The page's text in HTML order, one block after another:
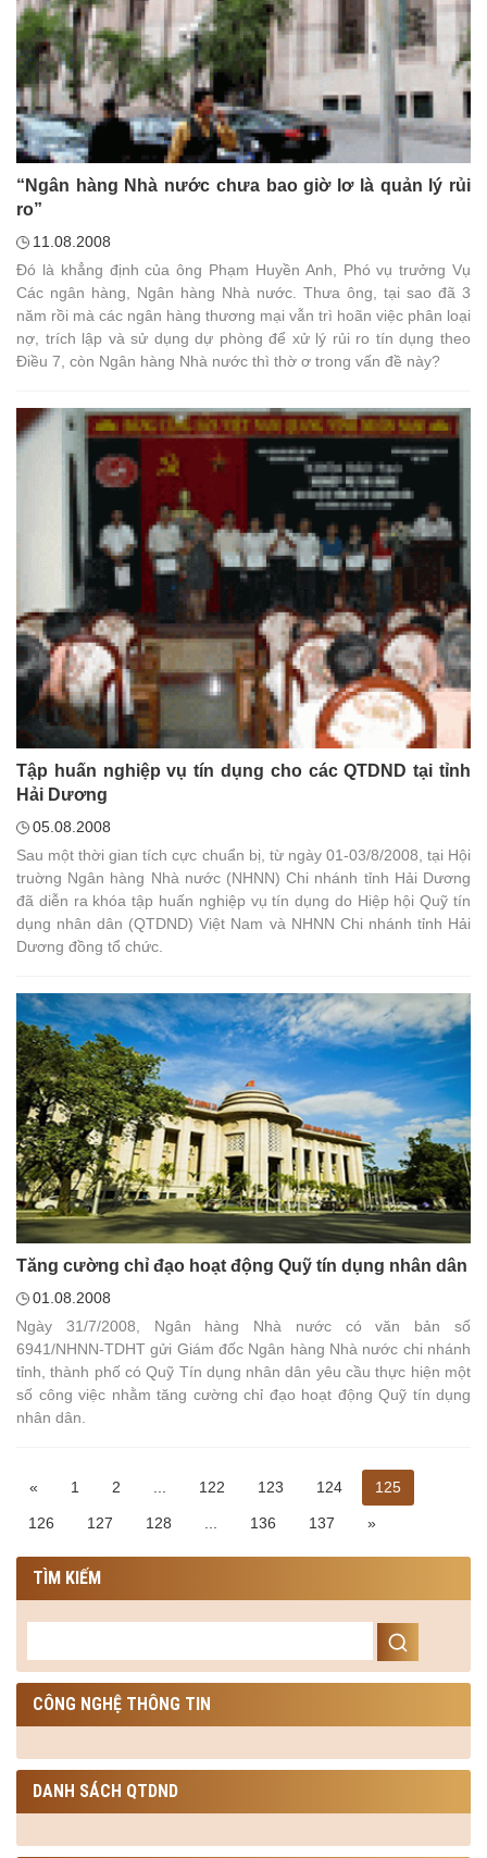
“Ngân hàng Nhà nước chưa bao giờ lơ là quản lý rủi
ro”
11.08.2008
Đó là khẳng định của ông Phạm Huyền Anh, Phó vụ trưởng Vụ
Các ngân hàng, Ngân hàng Nhà nước. Thưa ông, tại sao đã 3
năm rồi mà các ngân hàng thương mại vẫn trì hoãn việc phân loại
nợ, trích lập và sử dụng dự phòng để xử lý rủi ro tín dụng theo
Điều 7, còn Ngân hàng Nhà nước thì thờ ơ trong vấn đề này?
Tập huấn nghiệp vụ tín dụng cho các QTDND tại tỉnh
Hải Dương
05.08.2008
Sau một thời gian tích cực chuẩn bị, từ ngày 01-03/8/2008, tại Hội
truờng Ngân hàng Nhà nước (NHNN) Chi nhánh tỉnh Hải Dương
đã diễn ra khóa tập huấn nghiệp vụ tín dụng do Hiệp hội Quỹ tín
dụng nhân dân (QTDND) Việt Nam và NHNN Chi nhánh tỉnh Hải
Dương đồng tổ chức.
Tăng cường chỉ đạo hoạt động Quỹ tín dụng nhân dân
01.08.2008
Ngày 31/7/2008, Ngân hàng Nhà nước có văn bản số
6941/NHNN-TDHT gửi Giám đốc Ngân hàng Nhà nước chi nhánh
tỉnh, thành phố có Quỹ Tín dụng nhân dân yêu cầu thực hiện một
số công việc nhằm tăng cường chỉ đạo hoạt động Quỹ tín dụng
nhân dân.
« 1 2 ... 122 123 124 125
126 127 128 ... 136 137 »
TÌM KIẾM
CÔNG NGHỆ THÔNG TIN
DANH SÁCH QTDND